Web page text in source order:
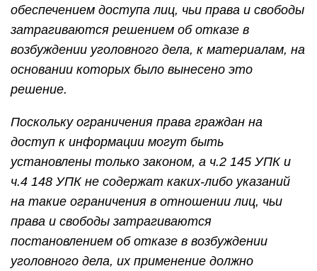
обеспечением доступа лиц, чьи права и свободы
затрагиваются решением об отказе в
возбуждении уголовного дела, к материалам, на
основании которых было вынесено это
решение.
Поскольку ограничения права граждан на
доступ к информации могут быть
установлены только законом, а ч.2 145 УПК и
ч.4 148 УПК не содержат каких-либо указаний
на такие ограничения в отношении лиц, чьи
права и свободы затрагиваются
постановлением об отказе в возбуждении
уголовного дела, их применение должно